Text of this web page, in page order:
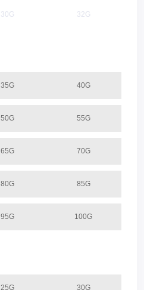
30G 32G
35G 40G
50G 55G
65G 70G
80G 85G
95G 100G
25G 30G